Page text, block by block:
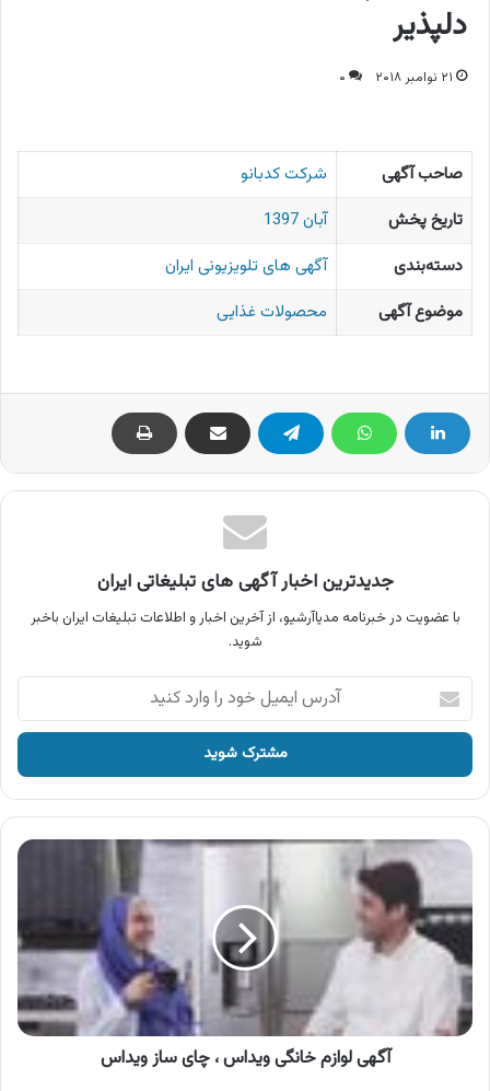
دلپذیر
۲۱ نوامبر ۲۰۱۸ ۰
صاحب آگهی
شرکت کدبانو
تاریخ پخش
آبان 1397
دسته‌بندی
آگهی های تلویزیونی ایران
موضوع آگهی
محصولات غذایی
جدیدترین اخبار آگهی های تبلیغاتی ایران
با عضویت در خبرنامه مدیاآرشیو، از آخرین اخبار و اطلاعات تبلیغات ایران باخبر
شوید.
آدرس
ایمیل
خود
وارد
کنید
آگهی
ویداس
چای
ساز
ویداس
آگهی لوازم خانگی ویداس ، چای ساز ویداس